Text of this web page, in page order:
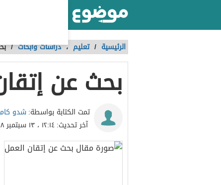
الرئيسية / تعليم ،دراسات وأبحاث /
بحث عن
تمت الكتابة بواسطة:شدو
آخر تحديث:١٢:١٤ ، ١٣ سبتمبر ٢٠١٨